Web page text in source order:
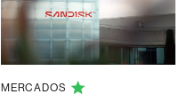
MERCADOS